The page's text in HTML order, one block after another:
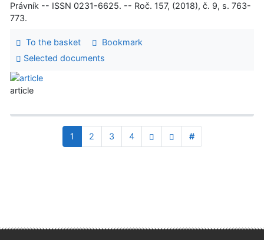
Právník -- ISSN 0231-6625. -- Roč. 157, (2018), č. 9, s. 763-
773.
To the basket
Bookmark
Selected documents
article
1 2 3 4 #